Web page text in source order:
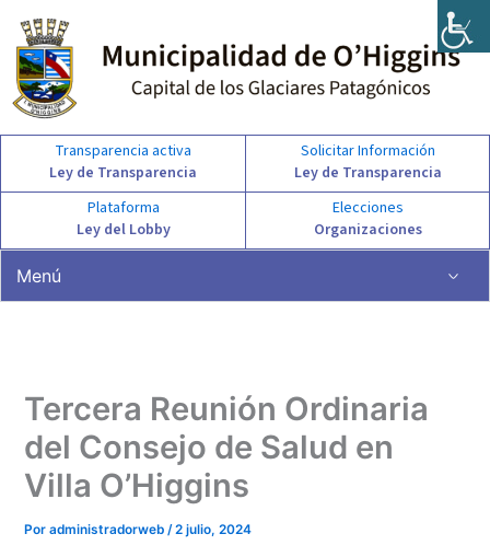
contenido
Transparencia activa
Ley de Transparencia
Solicitar Información
Ley de Transparencia
Plataforma
Ley del Lobby
Elecciones
Organizaciones
Menú
Tercera Reunión Ordinaria
del Consejo de Salud en
Villa O’Higgins
Poradministradorweb/2 julio, 2024